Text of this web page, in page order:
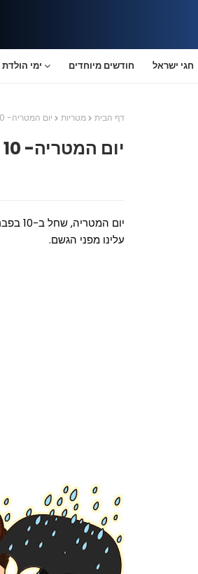
ימי חודשים מיוחדים חגי ישראל
דף הבית מטריות יום המטריה- 10 בפברואר
יום המטריה- 10 בפברואר
יום
עלינו מפני הגשם.